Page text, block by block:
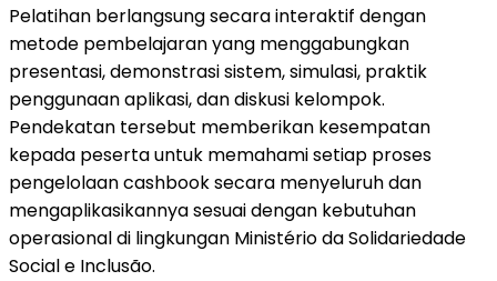
Pelatihan berlangsung secara interaktif dengan
metode pembelajaran yang menggabungkan
presentasi, demonstrasi sistem, simulasi, praktik
penggunaan aplikasi, dan diskusi kelompok.
Pendekatan tersebut memberikan kesempatan
kepada peserta untuk memahami setiap proses
pengelolaan cashbook secara menyeluruh dan
mengaplikasikannya sesuai dengan kebutuhan
operasional di lingkungan Ministério da Solidariedade
Social e Inclusão.